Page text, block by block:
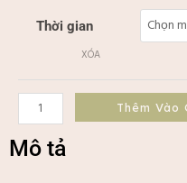
Thời gian
XÓA
YouTube
Thêm Vào
Mô tả